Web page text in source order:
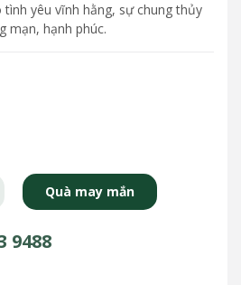
yêu vĩnh hằng, sự chung thủy
mạn, hạnh phúc.
Quà may mắn
9488